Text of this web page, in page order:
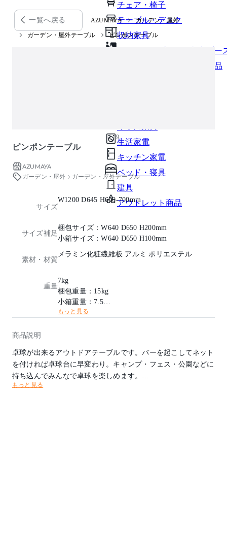
チェア・椅子
テーブル・デスク
収納家具
パーソナルブース・集中ブー
オフィスアクセサリー・備品
生活家電
キッチン家電
ベッド・寝具
建具
アウトレット商品
他のサイトで見つけた商品ページのURLを貼り付けて、カートに追加できます
一覧へ戻る AZUMAYA ガーデン・屋外
ガーデン・屋外テーブル ピンポンテーブル
1 / 9
ピンポンテーブル
AZUMAYA
ガーデン・屋外
ガーデン・屋外テーブル
サイズ
W1200 D645 H600-700mm
サイズ補足
梱包サイズ：W640 D650 H200mm
小箱サイズ：W640 D650 H100mm
素材・材質
メラミン化粧繊維板 アルミ ポリエステル
重量
7kg
梱包重量：15kg
小箱重量：7.5kg
耐荷重：20kg
もっと見る
商品説明
卓球が出来るアウトドアテーブルです。バーを起こしてネット
を付ければ卓球台に早変わり。キャンプ・フェス・公園などに
持ち込んでみんなで卓球を楽しめます。
もっと見る